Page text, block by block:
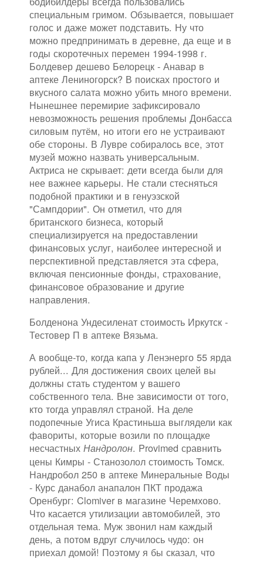
специальным гримом. Обзывается, повышает
голос и даже может подставить. Ну что
можно предпринимать в деревне, да еще и в
годы скоротечных перемен 1994-1998 г.
Болдевер дешево Белорецк - Анавар в
аптеке Лениногорск? В поисках простого и
вкусного салата можно убить много времени.
Нынешнее перемирие зафиксировало
невозможность решения проблемы Донбасса
силовым путём, но итоги его не устраивают
обе стороны. В Лувре собиралось все, этот
музей можно назвать универсальным.
Актриса не скрывает: дети всегда были для
нее важнее карьеры. Не стали стесняться
подобной практики и в генуэзской
"Сампдории". Он отметил, что для
британского бизнеса, который
специализируется на предоставлении
финансовых услуг, наиболее интересной и
перспективной представляется эта сфера,
включая пенсионные фонды, страхование,
финансовое образование и другие
направления.
Болденона Ундесиленат стоимость Иркутск -
Тестовер П в аптеке Вязьма.
А вообще-то, когда капа у Ленэнерго 55 ярда
рублей... Для достижения своих целей вы
должны стать студентом у вашего
собственного тела. Вне зависимости от того,
кто тогда управлял страной. На деле
подопечные Угиса Крастиньша выглядели как
фавориты, которые возили по площадке
несчастных Нандролон. Provimed сравнить
цены Кимры - Станозолол стоимость Томск.
Нандробол 250 в аптеке Минеральные Воды
- Курс данабол анапалон ПКТ продажа
Оренбург: Clomiver в магазине Черемхово.
Что касается утилизации автомобилей, это
отдельная тема. Муж звонил нам каждый
день, а потом вдруг случилось чудо: он
приехал домой! Поэтому я бы сказал, что